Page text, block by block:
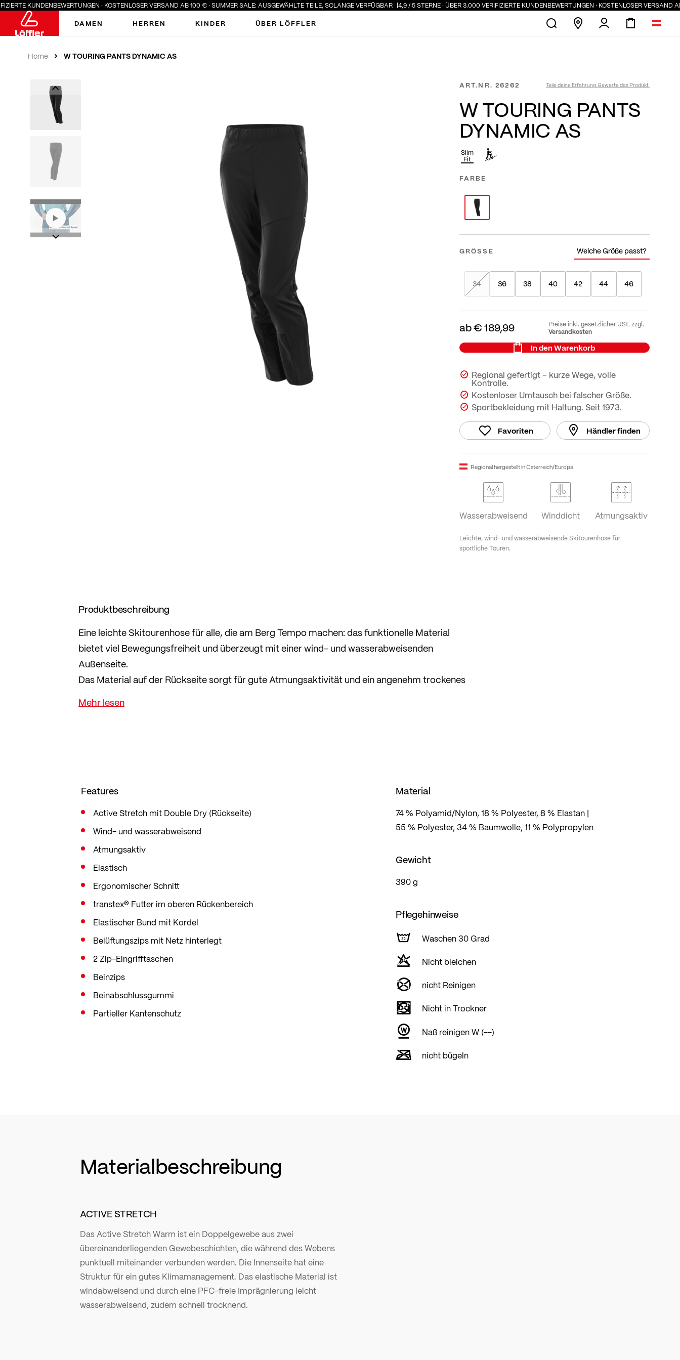
KUNDENBEWERTUNGEN · KOSTENLOSER VERSAND AB 100 € · SUMMER SALE: AUSGEWÄHLTE TEILE, SOLANGE VERFÜGBAR 4,9 / 5 STERNE · ÜBER 3.000 VERIFIZIERTE KUNDENBEWERTUNGEN · KOSTENLOSER VERSAND AB
DAMEN HERREN KINDER ÜBER LÖFFLER
Home W TOURING PANTS DYNAMIC AS
ART.NR. 26262 Teile deine Erfahrung. Bewerte das Produkt.
W TOURING PANTS
DYNAMIC AS
Slim
Fit
FARBE
GRÖSSE Welche Größe passt?
34 36 38 40 42 44 46
ab€ 189,99 Preise inkl. gesetzlicher USt. zzgl.
Versandkosten
In den Warenkorb
Regional gefertigt – kurze Wege, volle
Kontrolle.
Kostenloser Umtausch bei falscher Größe.
Sportbekleidung mit Haltung. Seit 1973.
Favoriten Händler finden
Regional hergestellt in Österreich/Europa
Wasserabweisend Winddicht Atmungsaktiv
Leichte, wind- und wasserabweisende Skitourenhose für
sportliche Touren.
Produktbeschreibung
Eine leichte Skitourenhose für alle, die am Berg Tempo machen: das funktionelle Material
bietet viel Bewegungsfreiheit und überzeugt mit einer wind- und wasserabweisenden
Außenseite.
Das Material auf der Rückseite sorgt für gute Atmungsaktivität und ein angenehm trockenes
Tragegefühl, auch wenn's intensiver wird. Dies unterstützt auch das transtex® Futter im
oberen Rücken.
ermöglichen.
Features
Active Stretch mit Double Dry (Rückseite)
Wind- und wasserabweisend
Atmungsaktiv
Elastisch
Ergonomischer Schnitt
transtex® Futter im oberen Rückenbereich
Elastischer Bund mit Kordel
Belüftungszips mit Netz hinterlegt
2 Zip-Eingrifftaschen
Beinzips
Beinabschlussgummi
Partieller Kantenschutz
Material
74 % Polyamid/Nylon, 18 % Polyester, 8 % Elastan |
55 % Polyester, 34 % Baumwolle, 11 % Polypropylen
Gewicht
390 g
Pflegehinweise
Waschen 30 Grad
Nicht bleichen
nicht Reinigen
Nicht in Trockner
Naß reinigen W (--)
nicht bügeln
Materialbeschreibung
ACTIVE STRETCH
Das Active Stretch Warm ist ein Doppelgewebe aus zwei
übereinanderliegenden Gewebeschichten, die während des Webens
punktuell miteinander verbunden werden. Die Innenseite hat eine
Struktur für ein gutes Klimamanagement. Das elastische Material ist
windabweisend und durch eine PFC-freie Imprägnierung leicht
wasserabweisend, zudem schnell trocknend.